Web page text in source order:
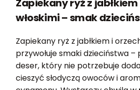
Zapiekany ryż z
włoskimi – smak
Zapiekany ryż z jabłkiem i
przywołuje smaki dzieciństwa –
deser, który nie potrzebuje
cieszyć słodyczą owoców i